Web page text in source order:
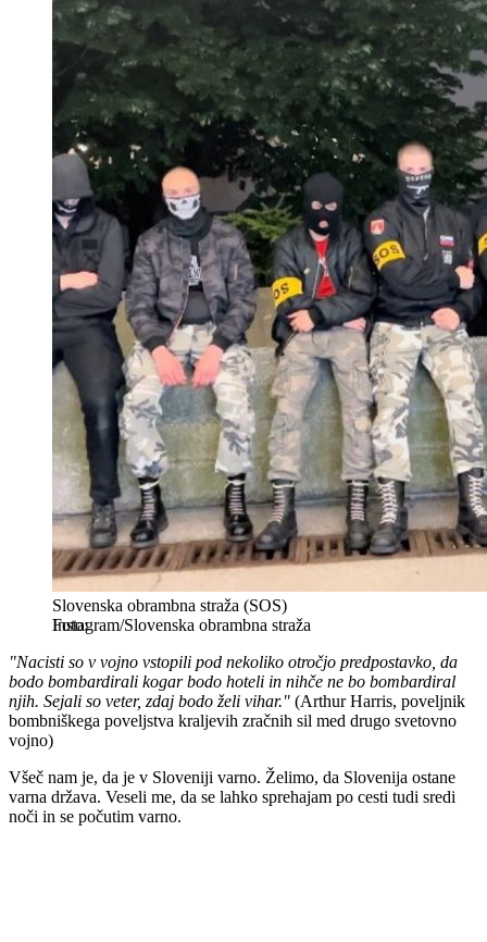
Slovenska obrambna straža (SOS)
Instagram/Slovenska obrambna straža
"Nacisti so v vojno vstopili pod nekoliko otročjo predpostavko, da
bodo bombardirali kogar bodo hoteli in nihče ne bo bombardiral
njih. Sejali so veter, zdaj bodo želi vihar." (Arthur Harris, poveljnik
bombniškega poveljstva kraljevih zračnih sil med drugo svetovno
vojno)
Všeč nam je, da je v Sloveniji varno. Želimo, da Slovenija ostane
varna država. Veseli me, da se lahko sprehajam po cesti tudi sredi
noči in se počutim varno.